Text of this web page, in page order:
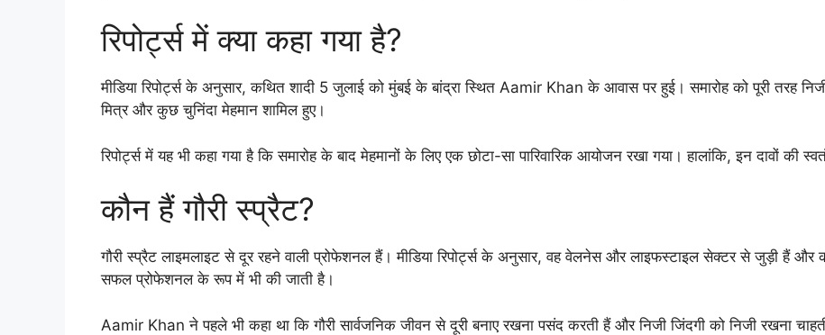
रिपोर्ट्स में क्या कहा गया है?
मीडिया रिपोर्ट्स के अनुसार, कथित शादी 5 जुलाई को मुंबई के बांद्रा स्थित Aamir Khan के आवास पर हुई। समारोह को पूरी तरह
मित्र और कुछ चुनिंदा मेहमान शामिल हुए।
रिपोर्ट्स में यह भी कहा गया है कि समारोह के बाद मेहमानों के लिए एक छोटा-सा पारिवारिक आयोजन रखा गया। हालांकि, इन दावों की
कौन हैं गौरी स्प्रैट?
गौरी स्प्रैट लाइमलाइट से दूर रहने वाली प्रोफेशनल हैं। मीडिया रिपोर्ट्स के अनुसार, वह वेलनेस और लाइफस्टाइल सेक्टर से जुड़ी हैं और
सफल प्रोफेशनल के रूप में भी की जाती है।
Aamir Khan ने पहले भी कहा था कि गौरी सार्वजनिक जीवन से दूरी बनाए रखना पसंद करती हैं और निजी जिंदगी को निजी रखना